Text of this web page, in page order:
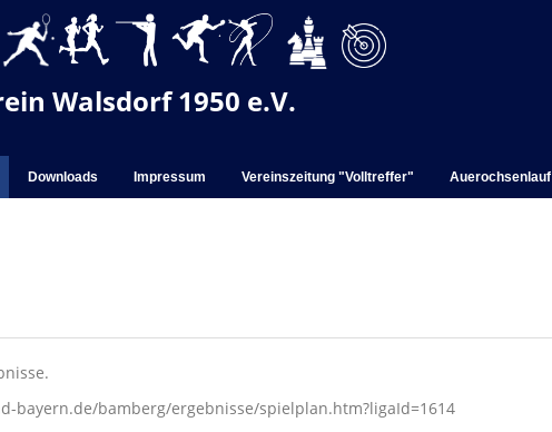
Walsdorf 1950 e.V.
Downloads Impressum Vereinszeitung "Volltreffer" Auerochsenlauf
bayern.de/bamberg/ergebnisse/spielplan.htm?ligaId=1614